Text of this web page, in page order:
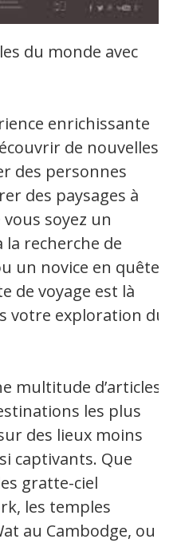
du monde avec
enrichissante
de nouvelles
des personnes
des paysages à
soyez un
recherche de
un novice en quête
de voyage est là
votre exploration du
multitude d’articles
les plus
des lieux moins
captivants. Que
gratte-ciel
les temples
au Cambodge, ou